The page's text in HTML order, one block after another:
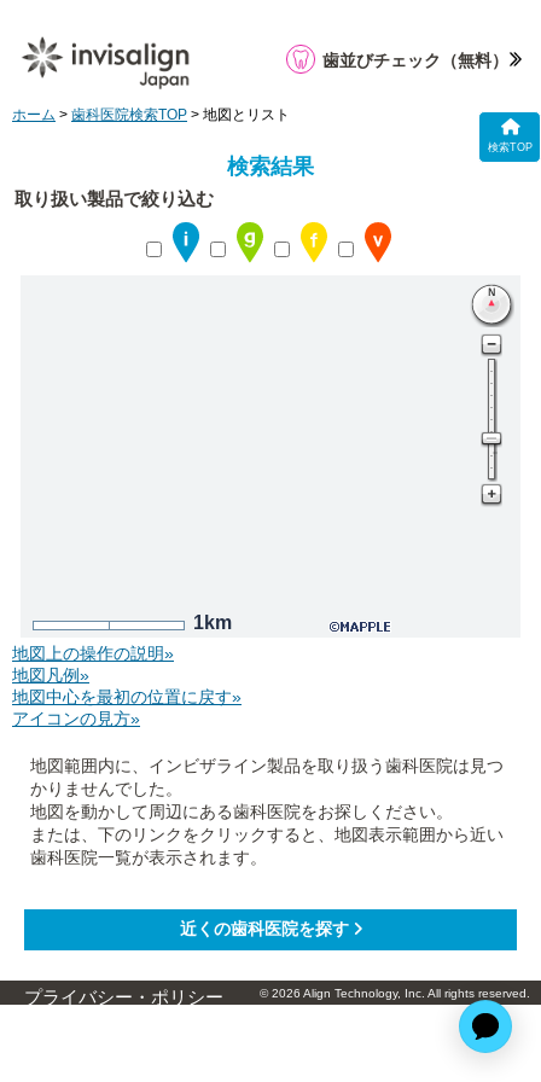
検索TOP
歯並びチェック （無料）
ホーム > 歯科医院検索TOP > 地図とリスト
検索結果
取り扱い製品で絞り込む
1km
地図上の操作の説明»
地図凡例»
地図中心を最初の位置に戻す»
アイコンの見方»
地図範囲内に、インビザライン製品を取り扱う歯科医院は見つ
かりませんでした。
地図を動かして周辺にある歯科医院をお探しください。
または、下のリンクをクリックすると、地図表示範囲から近い
歯科医院一覧が表示されます。
プライバシー・ポリシー © 2026 Align Technology, Inc. All rights reserved.